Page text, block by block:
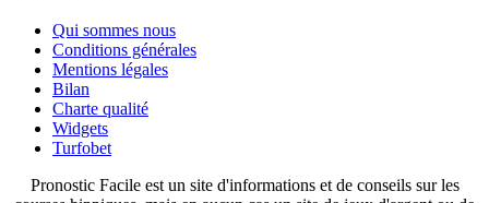
Qui sommes nous
Conditions générales
Mentions légales
Bilan
Charte qualité
Widgets
Turfobet
Pronostic Facile est un site d'informations et de conseils sur les